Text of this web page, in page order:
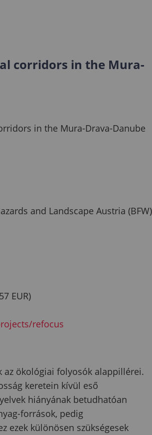
corridors in the Mura-
in the Mura-Drava-Danube
and Landscape Austria (BFW)
EUR)
refocus
az ökológiai folyosók alappillérei.
keretein kívül eső
hiányának betudhatóan
források, pedig
ezek különösen szükségesek